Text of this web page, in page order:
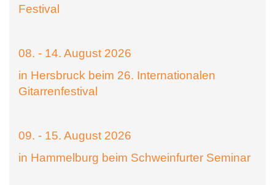
Festival
08. - 14. August 2026
in Hersbruck beim 26. Internationalen
Gitarrenfestival
09. - 15. August 2026
in Hammelburg beim Schweinfurter Seminar